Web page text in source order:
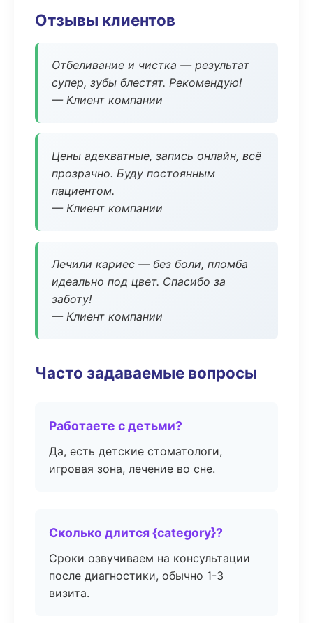
Отзывы клиентов
Отбеливание и чистка — результат
супер, зубы блестят. Рекомендую!
— Клиент компании
Цены адекватные, запись онлайн, всё
прозрачно. Буду постоянным
пациентом.
— Клиент компании
Лечили кариес — без боли, пломба
идеально под цвет. Спасибо за
заботу!
— Клиент компании
Часто задаваемые вопросы
Работаете с детьми?
Да, есть детские стоматологи,
игровая зона, лечение во сне.
Сколько длится {category}?
Сроки озвучиваем на консультации
после диагностики, обычно 1-3
визита.